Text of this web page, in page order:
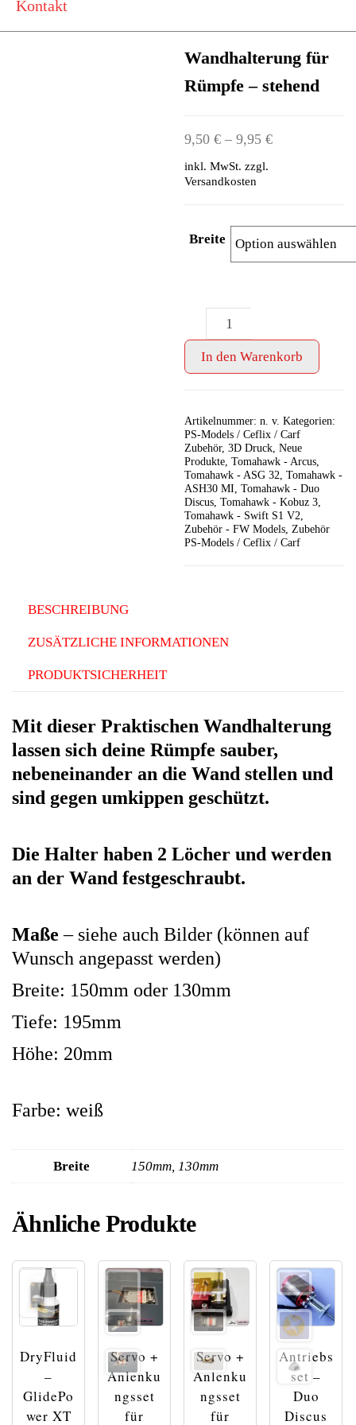
Kontakt
Wandhalterung für
Rümpfe – stehend
9,50€ –9,95€
inkl. MwSt. zzgl.
Versandkosten
Breite
Wandhalterung
Rümpfe
-
In den Warenkorb
Artikelnummer:n. v. Kategorien:
PS-Models / Ceflix / Carf
Zubehör,3D Druck,Neue
Produkte,Tomahawk - Arcus,
Tomahawk - ASG 32,Tomahawk -
ASH30 MI,Tomahawk - Duo
Discus,Tomahawk - Kobuz 3,
Tomahawk - Swift S1 V2,
Zubehör - FW Models,Zubehör
PS-Models / Ceflix / Carf
BESCHREIBUNG
ZUSÄTZLICHE INFORMATIONEN
PRODUKTSICHERHEIT
Mit dieser Praktischen Wandhalterung
lassen sich deine Rümpfe sauber,
nebeneinander an die Wand stellen und
sind gegen umkippen geschützt.
Die Halter haben 2 Löcher und werden
an der Wand festgeschraubt.
Maße – siehe auch Bilder (können auf
Wunsch angepasst werden)
Breite: 150mm oder 130mm
Tiefe: 195mm
Höhe: 20mm
Farbe: weiß
Breite 150mm, 130mm
Ähnliche Produkte
DryFluid
–
GlidePo
wer XT
Servo +
Anlenku
ngsset
für
Servo +
Anlenku
ngsset
für
Antriebs
set –
Duo
Discus